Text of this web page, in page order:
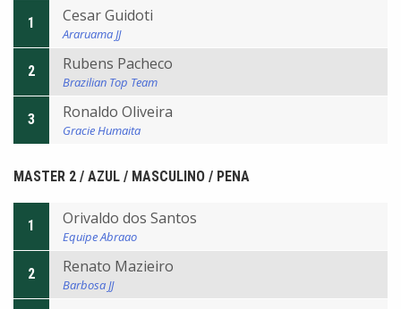
1 Cesar Guidoti
Araruama JJ
2 Rubens Pacheco
Brazilian Top Team
3 Ronaldo Oliveira
Gracie Humaita
MASTER 2 / AZUL / MASCULINO / PENA
1 Orivaldo dos Santos
Equipe Abraao
2 Renato Mazieiro
Barbosa JJ